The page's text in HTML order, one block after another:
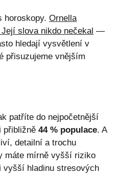
horoskopy. Ornella
slova nikdo nečekal —
hledají vysvětlení v
přisuzujeme vnějším
patříte do nejpočetnější
44 % populace. A
detailní a trochu
máte mírně vyšší riziko
hladinu stresových